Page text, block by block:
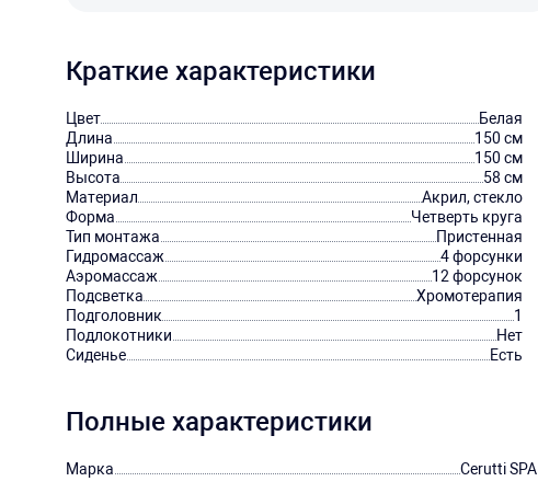
Краткие характеристики
Цвет
Белая
Длина
150 см
Ширина
150 см
Высота
58 см
Материал
Акрил, стекло
Форма
Четверть круга
Тип монтажа
Пристенная
Гидромассаж
4 форсунки
Аэромассаж
12 форсунок
Подсветка
Хромотерапия
Подголовник
1
Подлокотники
Нет
Сиденье
Есть
Полные характеристики
Марка Cerutti SPA